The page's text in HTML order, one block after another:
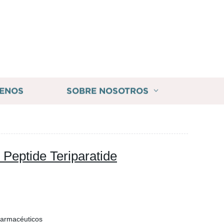
SOBRE NOSOTROS
Teriparatide